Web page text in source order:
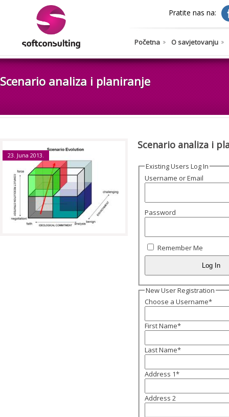
Pratite nas na:
Početna O savjetovanju
Scenario analiza i planiranje
23. Juna 2013.
Scenario analiza i
Existing Users Log In
Username or Email
Password
Remember Me
New User Registration
Choose a Username*
First Name*
Last Name*
Address 1*
Address 2